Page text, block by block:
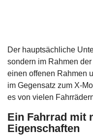
Der hauptsächliche
sondern im Rahmen
einen offenen Rahmen
im Gegensatz zum X-
es von vielen
Ein Fahrrad mit
Eigenschaften